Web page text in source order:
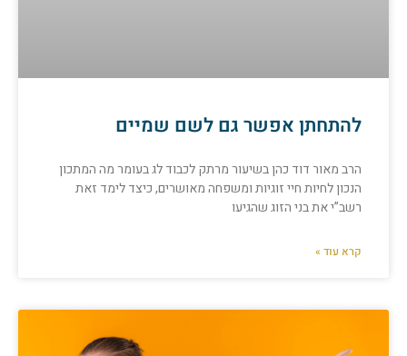
להתחתן אפשר גם לשם שמיים
הרב מאור דוד כהן בשיעור מרתק לכבוד לג בעומר מה המתכון
הנכון לחיות חיי זוגיות ומשפחה מאושרים, כיצד לימד זאת
רשב”י את בני הזוג שהגיעו
קרא עוד »